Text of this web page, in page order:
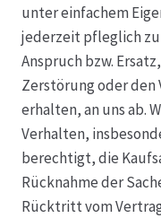
unter einfachem
jederzeit pfleglich
Anspruch bzw.
Zerstörung oder
erhalten, an uns ab.
Verhalten,
berechtigt, die
Rücknahme der
Rücktritt vom